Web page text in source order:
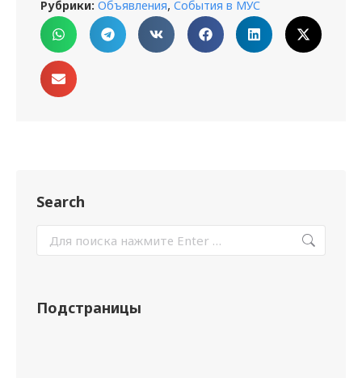
Рубрики: Объявления, События в МУС
Search
Подстраницы